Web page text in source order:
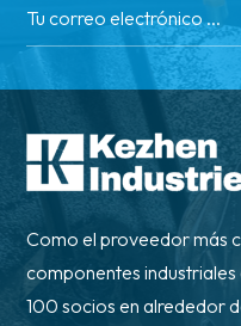
Como el proveedor más
componentes
100 socios en alrededor